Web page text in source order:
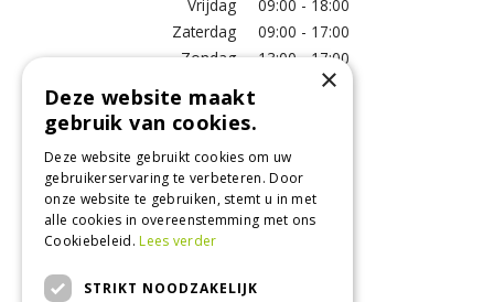
Vrijdag
09:00 - 18:00
Zaterdag
09:00 - 17:00
Zondag
13:00 - 17:00
Meer vestigingsinformatie >
Informatie
Over ons
Algemene voorwaarden
Verzend- en retourregeling
×
Deze website maakt
gebruik van cookies.
Deze website gebruikt cookies om uw
gebruikerservaring te verbeteren. Door
onze website te gebruiken, stemt u in met
alle cookies in overeenstemming met ons
Cookiebeleid.Lees verder
STRIKT NOODZAKELIJK